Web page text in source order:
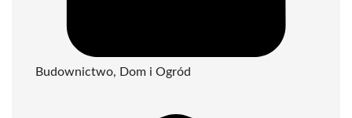
Budownictwo, Dom i Ogród